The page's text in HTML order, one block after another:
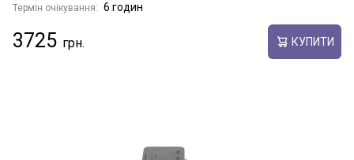
Термін очікування: 6 годин
3725 КУПИТИ